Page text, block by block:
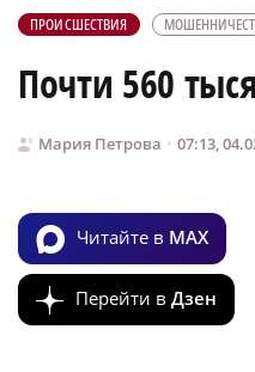
ПРОИСШЕСТВИЯ
Почти 560
Мария Петрова 07:13,
Читайте в MAX
Перейти в Дзен